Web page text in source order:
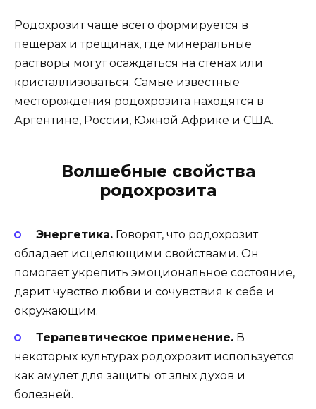
Родохрозит чаще всего формируется в
пещерах и трещинах, где минеральные
растворы могут осаждаться на стенах или
кристаллизоваться. Самые известные
месторождения родохрозита находятся в
Аргентине, России, Южной Африке и США.
Волшебные свойства
родохрозита
Энергетика.Говорят, что родохрозит
обладает исцеляющими свойствами. Он
помогает укрепить эмоциональное состояние,
дарит чувство любви и сочувствия к себе и
окружающим.
Терапевтическое применение.В
некоторых культурах родохрозит используется
как амулет для защиты от злых духов и
болезней.